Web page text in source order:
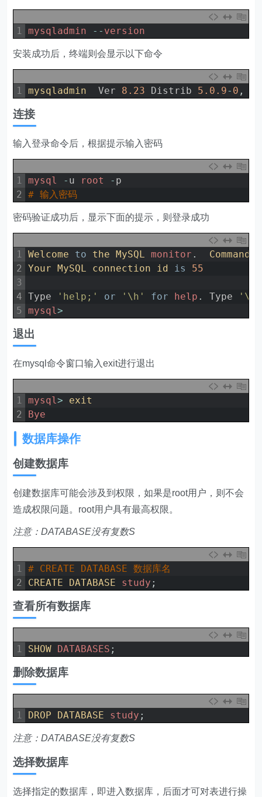
1 mysqladmin -- version
安装成功后，终端则会显示以下命令
1 mysqladmin Ver 8.23 Distrib 5.0.9- 0 ,
连接
输入登录命令后，根据提示输入密码
1
2
mysql - u root - p
# 输入密码
密码验证成功后，显示下面的提示，则登录成功
1
2
3
4
5
Welcome to the MySQL monitor .
Commands
Your MySQL connection id is 55
Type 'help;' or '\h' for help . Type
'\c'
mysql>
退出
在mysql命令窗口输入exit进行退出
1
2
mysql>
exit
Bye
数据库操作
创建数据库
创建数据库可能会涉及到权限，如果是root用户，则不会
造成权限问题。root用户具有最高权限。
注意：DATABASE没有复数S
1
2
# CREATE DATABASE 数据库名
CREATE DATABASE study ;
查看所有数据库
1 SHOW DATABASES ;
删除数据库
1 DROP DATABASE study ;
注意：DATABASE没有复数S
选择数据库
选择指定的数据库，即进入数据库，后面才可对表进行操